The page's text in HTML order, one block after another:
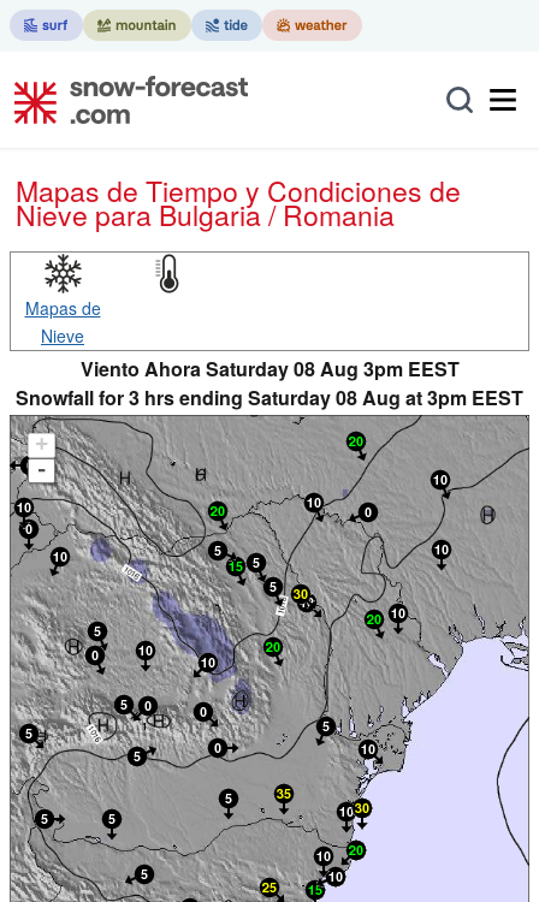
Mapas de Tiempo y Condiciones de
Nievepara Bulgaria / Romania
Mapas de
Nieve
Viento Ahora Saturday 08 Aug 3pm EEST
Snowfall for 3 hrs ending Saturday 08 Aug at 3pm EEST
+
-